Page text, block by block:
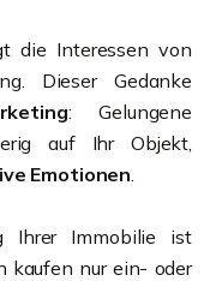
die Interessen von
Dieser Gedanke
: Gelungene
auf Ihr Objekt,
Emotionen.
Ihrer Immobilie ist
kaufen nur ein- oder